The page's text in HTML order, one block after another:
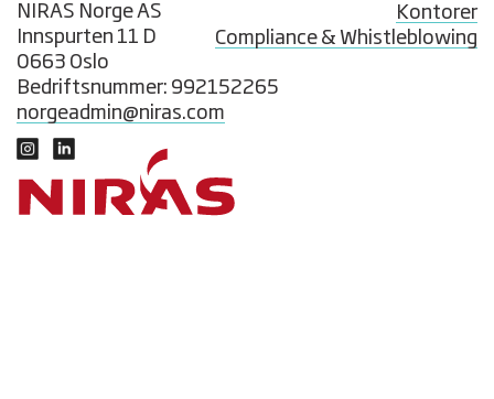
NIRAS Norge AS
Innspurten 11 D
0663 Oslo
Bedriftsnummer: 992152265
norgeadmin@niras.com
Kontorer
Compliance & Whistleblowing